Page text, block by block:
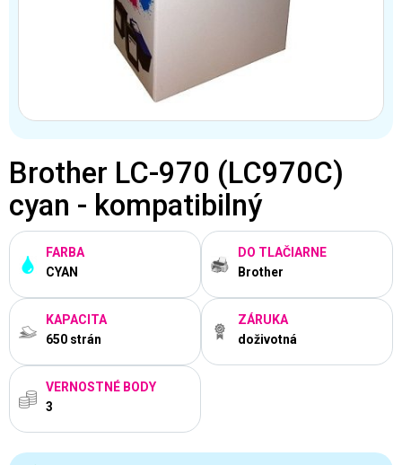
Brother LC-970 (LC970C)
cyan - kompatibilný
FARBA
CYAN
DO TLAČIARNE
Brother
KAPACITA
650 strán
ZÁRUKA
doživotná
VERNOSTNÉ BODY
3